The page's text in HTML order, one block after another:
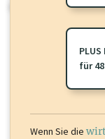
oder loggen Sie sich
für
Wenn Sie die